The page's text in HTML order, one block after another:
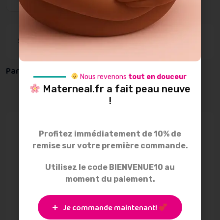
SKU:MEREABOIRECatégorie:Vêtements d'allaitement
Partager :
Description
Informations
supplémentaires
Avis
Nous revenons tout en douceur
Materneal.fr a fait peau neuve
!
Profitez immédiatement de 10% de
remise sur votre première commande.
Utilisez le code BIENVENUE10 au
moment du paiement.
Je commande maintenant!